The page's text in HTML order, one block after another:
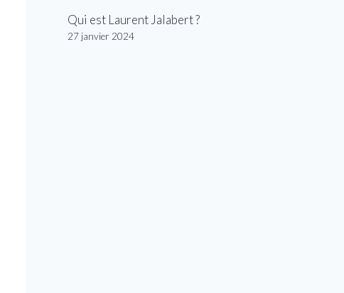
Qui est Laurent Jalabert ?
27 janvier 2024